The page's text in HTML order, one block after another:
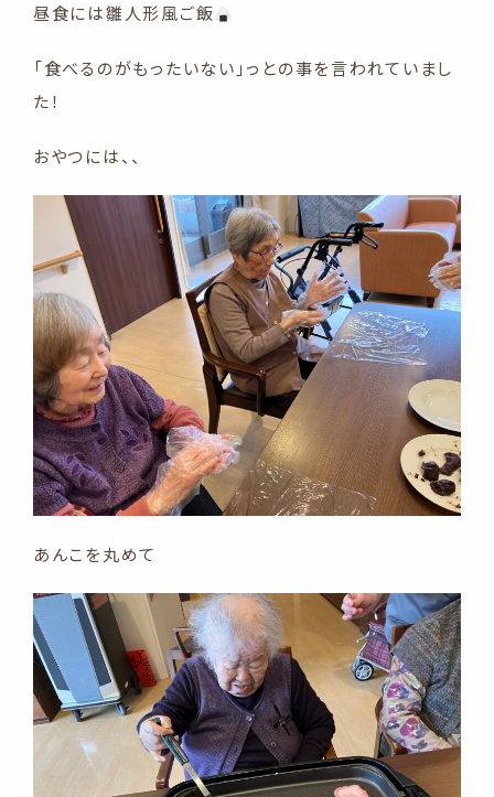
昼食には雛人形風ご飯
「食べるのがもったいない」っとの事を言われていまし
た！
おやつには、、
あんこを丸めて